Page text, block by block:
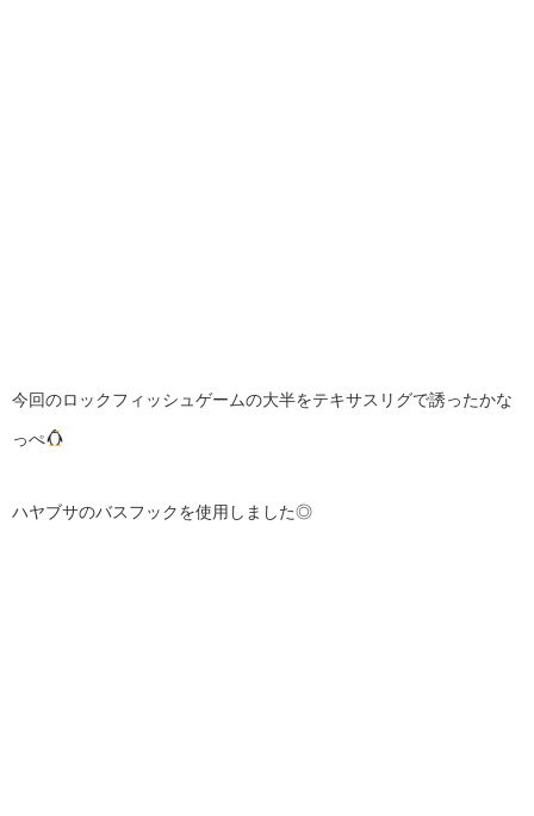
今回のロックフィッシュゲームの大半をテキサスリグで誘ったかな
っぺ
ハヤブサのバスフックを使用しました◎